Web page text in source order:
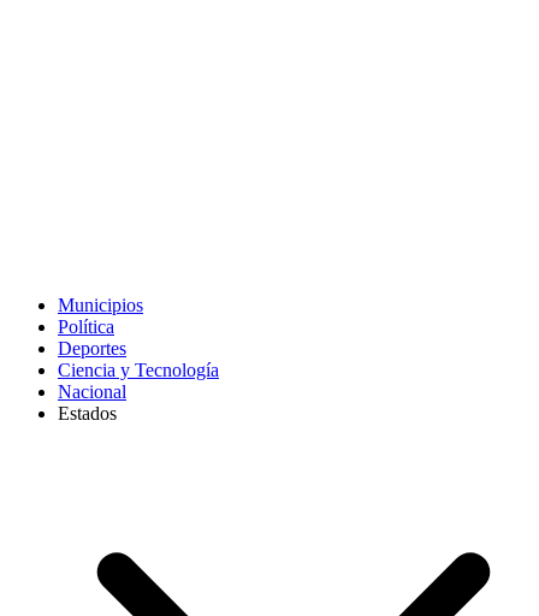
Municipios
Política
Deportes
Ciencia y Tecnología
Nacional
Estados